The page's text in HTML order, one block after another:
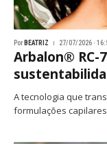
Por BEATRIZ 27/07/2026 ·
Arbalon® RC-
A tecnologia que
formulações